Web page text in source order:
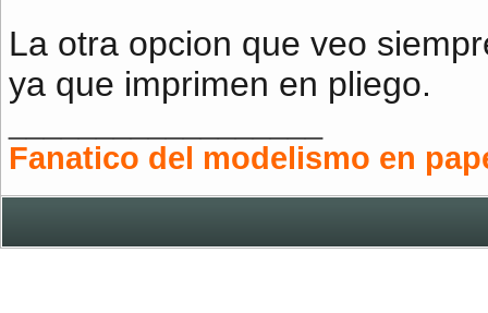
La otra opcion que veo
ya que imprimen en pliego.
Fanatico del modelismo en